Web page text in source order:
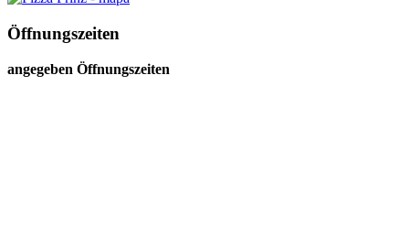
Öffnungszeiten
angegeben Öffnungszeiten